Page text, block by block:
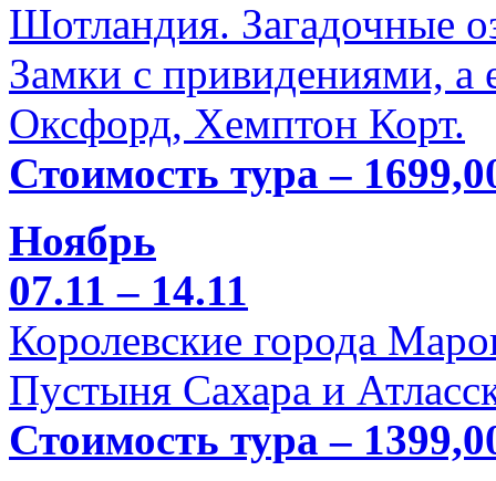
Шотландия. Загадочные
Замки с привидениями,
Оксфорд, Хемптон Корт.
Стоимость тура –
Ноябрь
07.11 – 14.11
Королевские города
Пустыня Сахара и
Стоимость тура –